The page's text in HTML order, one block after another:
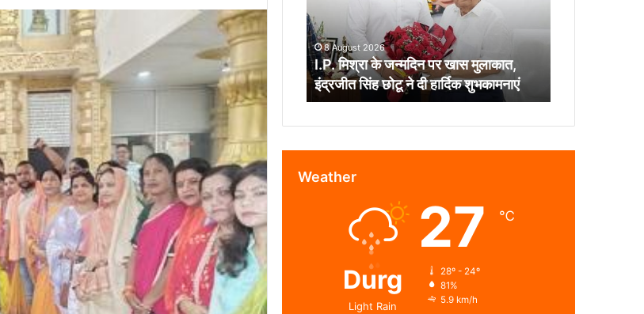
खास
मुलाकात,
इंद्रजीत
सिंह
छोटू
ने
शुभकामनाएं
8 August 2026
I.P. मिश्रा के जन्मदिन पर खास मुलाकात,
इंद्रजीत सिंह छोटू ने दी हार्दिक शुभकामनाएं
Weather
Durg
Light Rain
27 ℃
28º - 24º
81%
5.9 km/h